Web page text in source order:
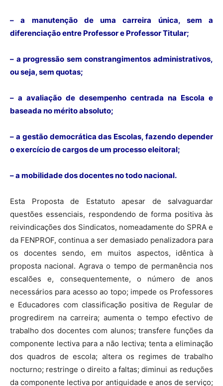
– a manutenção de uma carreira única, sem a
diferenciação entre Professor e Professor Titular;
– a progressão sem constrangimentos administrativos,
ou seja, sem quotas;
– a avaliação de desempenho centrada na Escola e
baseada no mérito absoluto;
– a gestão democrática das Escolas, fazendo depender
o exercício de cargos de um processo eleitoral;
– a mobilidade dos docentes no todo nacional.
Esta Proposta de Estatuto apesar de salvaguardar
questões essenciais, respondendo de forma positiva às
reivindicações dos Sindicatos, nomeadamente do SPRA e
da FENPROF, continua a ser demasiado penalizadora para
os docentes sendo, em muitos aspectos, idêntica à
proposta nacional. Agrava o tempo de permanência nos
escalões e, consequentemente, o número de anos
necessários para acesso ao topo; impede os Professores
e Educadores com classificação positiva de Regular de
progredirem na carreira; aumenta o tempo efectivo de
trabalho dos docentes com alunos; transfere funções da
componente lectiva para a não lectiva; tenta a eliminação
dos quadros de escola; altera os regimes de trabalho
nocturno; restringe o direito a faltas; diminui as reduções
da componente lectiva por antiguidade e anos de serviço;